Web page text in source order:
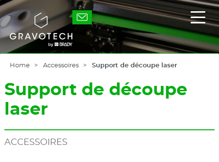
Skip
to
main
content
Gravotech
le
Home Accessoires Support de découpe laser
Support de découpe
laser
ACCESSOIRES